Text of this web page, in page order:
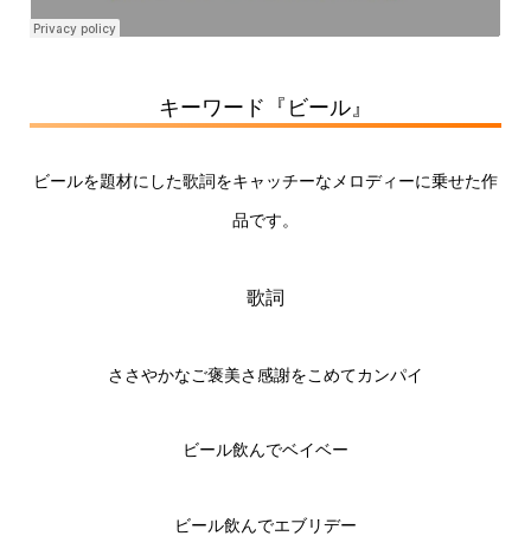
キーワード『ビール』
ビールを題材にした歌詞をキャッチーなメロディーに乗せた作
品です。
歌詞
ささやかなご褒美さ感謝をこめてカンパイ
ビール飲んでベイベー
ビール飲んでエブリデー